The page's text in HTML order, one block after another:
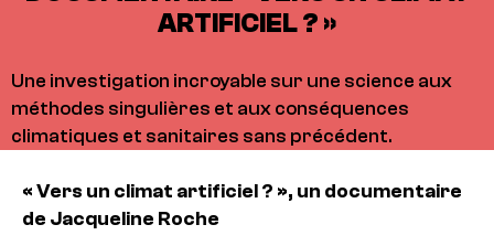
ARTIFICIEL ? »
Une investigation incroyable sur une science aux
méthodes singulières et aux conséquences
climatiques et sanitaires sans précédent.
« Vers un climat artificiel ? », un documentaire
de Jacqueline Roche